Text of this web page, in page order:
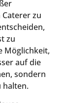
zu
zu
Möglichkeit,
auf die
sondern
halten.